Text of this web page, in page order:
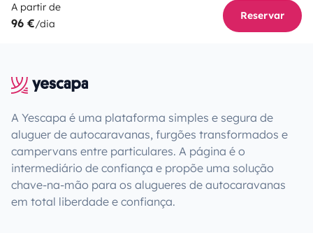
A partir de
96 €/dia
Reservar
A Yescapa é uma plataforma simples e segura de
aluguer de autocaravanas, furgões transformados e
campervans entre particulares. A página é o
intermediário de confiança e propõe uma solução
chave-na-mão para os alugueres de autocaravanas
em total liberdade e confiança.